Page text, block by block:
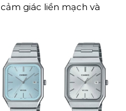
giác liền mạch và